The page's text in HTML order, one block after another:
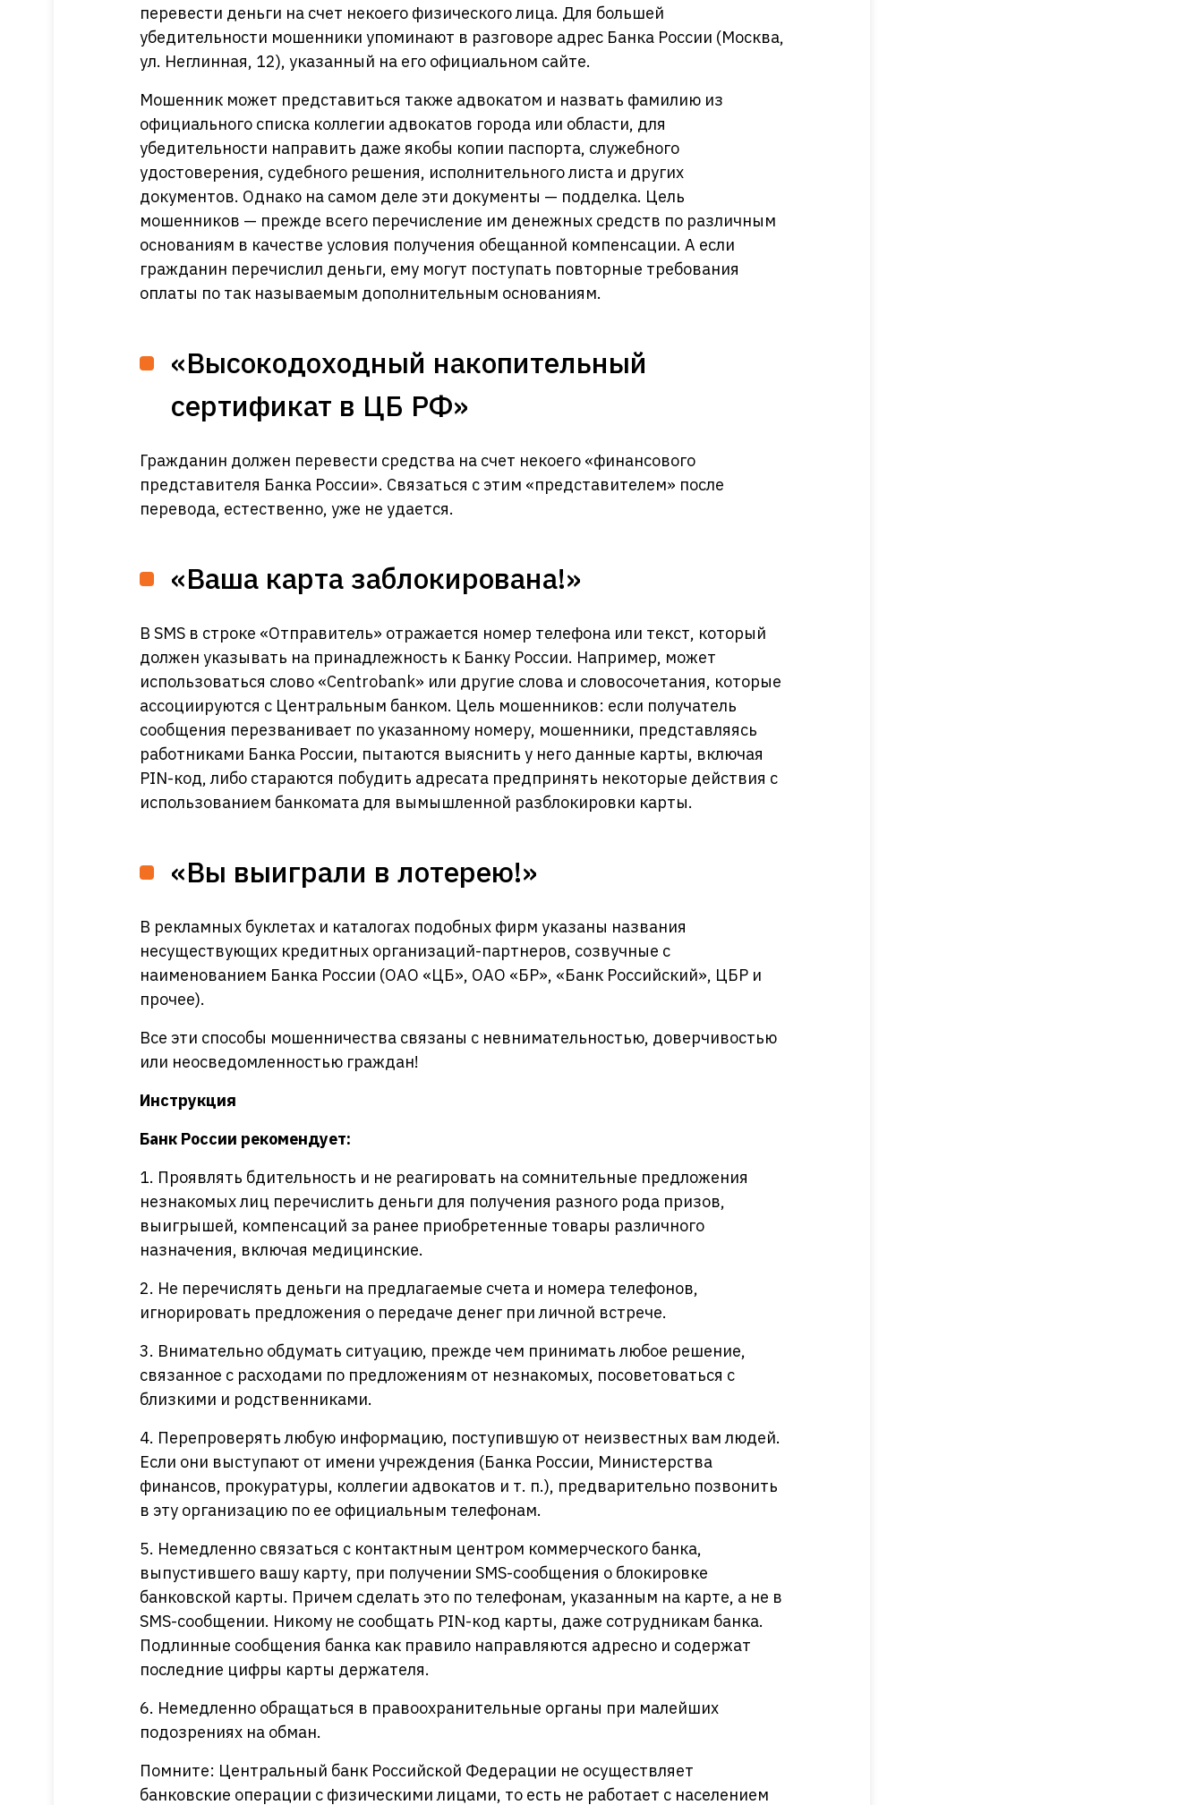
перевести деньги на счет некоего физического лица. Для большей
убедительности мошенники упоминают в разговоре адрес Банка России (Москва,
ул. Неглинная, 12), указанный на его официальном сайте.
Мошенник может представиться также адвокатом и назвать фамилию из
официального списка коллегии адвокатов города или области, для
убедительности направить даже якобы копии паспорта, служебного
удостоверения, судебного решения, исполнительного листа и других
документов. Однако на самом деле эти документы — подделка. Цель
мошенников — прежде всего перечисление им денежных средств по различным
основаниям в качестве условия получения обещанной компенсации. А если
гражданин перечислил деньги, ему могут поступать повторные требования
оплаты по так называемым дополнительным основаниям.
«Высокодоходный накопительный
сертификат в ЦБ РФ»
Гражданин должен перевести средства на счет некоего «финансового
представителя Банка России». Связаться с этим «представителем» после
перевода, естественно, уже не удается.
«Ваша карта заблокирована!»
В SMS в строке «Отправитель» отражается номер телефона или текст, который
должен указывать на принадлежность к Банку России. Например, может
использоваться слово «Сentrobank» или другие слова и словосочетания, которые
ассоциируются с Центральным банком. Цель мошенников: если получатель
сообщения перезванивает по указанному номеру, мошенники, представляясь
работниками Банка России, пытаются выяснить у него данные карты, включая
PIN-код, либо стараются побудить адресата предпринять некоторые действия с
использованием банкомата для вымышленной разблокировки карты.
«Вы выиграли в лотерею!»
В рекламных буклетах и каталогах подобных фирм указаны названия
несуществующих кредитных организаций-партнеров, созвучные с
наименованием Банка России (ОАО «ЦБ», ОАО «БР», «Банк Российский», ЦБР и
прочее).
Все эти способы мошенничества связаны с невнимательностью, доверчивостью
или неосведомленностью граждан!
Инструкция
Банк России рекомендует:
1. Проявлять бдительность и не реагировать на сомнительные предложения
незнакомых лиц перечислить деньги для получения разного рода призов,
выигрышей, компенсаций за ранее приобретенные товары различного
назначения, включая медицинские.
2. Не перечислять деньги на предлагаемые счета и номера телефонов,
игнорировать предложения о передаче денег при личной встрече.
3. Внимательно обдумать ситуацию, прежде чем принимать любое решение,
связанное с расходами по предложениям от незнакомых, посоветоваться с
близкими и родственниками.
4. Перепроверять любую информацию, поступившую от неизвестных вам людей.
Если они выступают от имени учреждения (Банка России, Министерства
финансов, прокуратуры, коллегии адвокатов и т. п.), предварительно позвонить
в эту организацию по ее официальным телефонам.
5. Немедленно связаться с контактным центром коммерческого банка,
выпустившего вашу карту, при получении SMS-сообщения о блокировке
банковской карты. Причем сделать это по телефонам, указанным на карте, а не в
SMS-сообщении. Никому не сообщать PIN-код карты, даже сотрудникам банка.
Подлинные сообщения банка как правило направляются адресно и содержат
последние цифры карты держателя.
6. Немедленно обращаться в правоохранительные органы при малейших
подозрениях на обман.
Помните: Центральный банк Российской Федерации не осуществляет
банковские операции с физическими лицами, то есть не работает с населением